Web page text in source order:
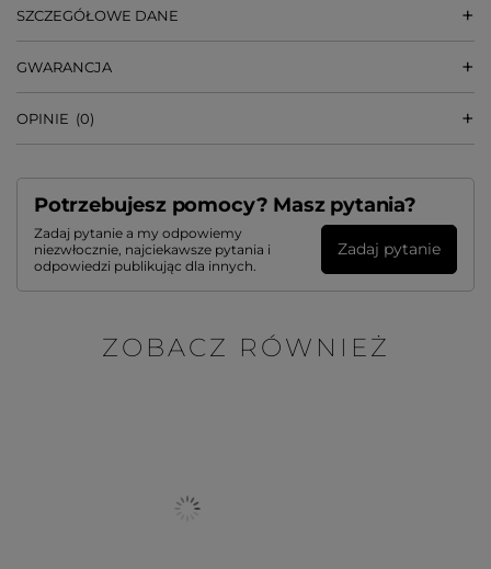
SZCZEGÓŁOWE DANE
GWARANCJA
OPINIE (0)
Potrzebujesz pomocy? Masz pytania?
Zadaj pytanie a my odpowiemy
niezwłocznie, najciekawsze pytania i
odpowiedzi publikując dla innych.
Zadaj pytanie
ZOBACZ RÓWNIEŻ